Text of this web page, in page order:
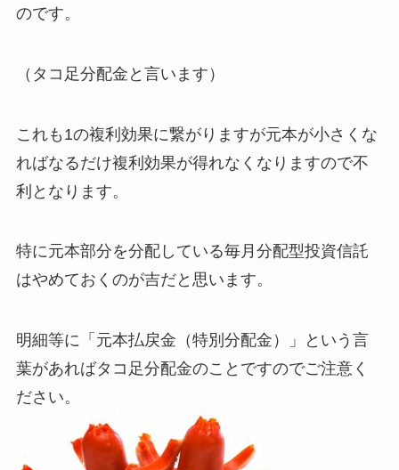
のです。
（タコ足分配金と言います）
これも1の複利効果に繋がりますが元本が小さくな
ればなるだけ複利効果が得れなくなりますので不
利となります。
特に元本部分を分配している毎月分配型投資信託
はやめておくのが吉だと思います。
明細等に「元本払戻金（特別分配金）」という言
葉があればタコ足分配金のことですのでご注意く
ださい。